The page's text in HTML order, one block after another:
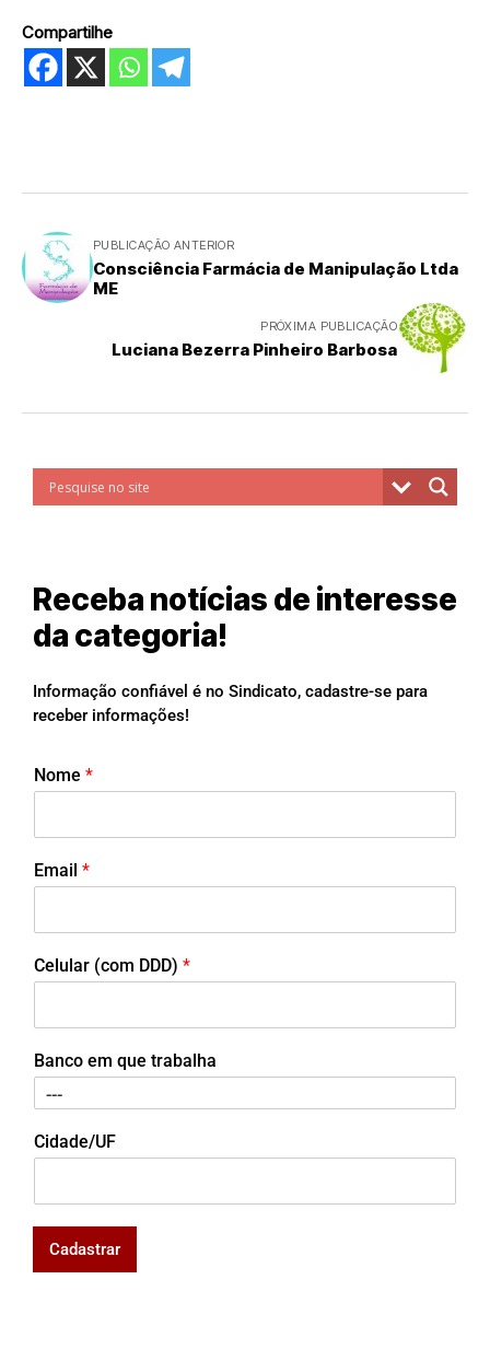
Compartilhe
PUBLICAÇÃO ANTERIOR
Consciência Farmácia de Manipulação Ltda
ME
PRÓXIMA PUBLICAÇÃO
Luciana Bezerra Pinheiro Barbosa
Receba notícias de interesse
da categoria!
Informação confiável é no Sindicato, cadastre-se para
receber informações!
Nome *
Email *
Celular (com DDD) *
Banco em que trabalha
Cidade/UF
Cadastrar